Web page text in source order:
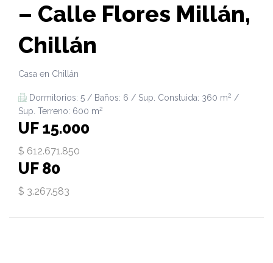
– Calle Flores Millán,
Chillán
Casa en Chillán
Dormitorios: 5 / Baños: 6 / Sup. Constuida: 360 m2 /
Sup. Terreno: 600 m2
UF 15.000
$ 612.671.850
UF 80
$ 3.267.583